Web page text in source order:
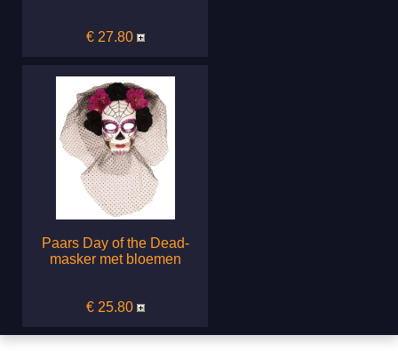
€ 27.80
Paars Day of the Dead-
masker met bloemen
€ 25.80